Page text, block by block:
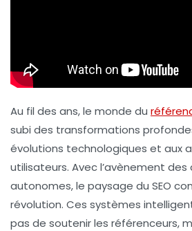
Au fil des ans, le monde du
subi des transformations
évolutions technologiques et aux
utilisateurs. Avec l’avènement des
autonomes, le paysage du SEO
révolution. Ces systèmes
pas de soutenir les référenceurs,